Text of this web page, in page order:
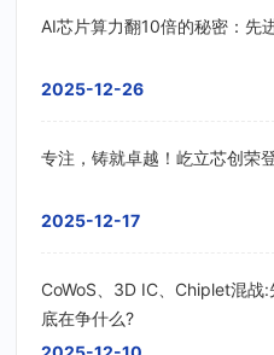
AI芯片算力翻10倍的秘密：先
2025-12-26
专注，铸就卓越！屹立芯创荣
2025-12-17
CoWoS、3D IC、Chiplet混战:
底在争什么?